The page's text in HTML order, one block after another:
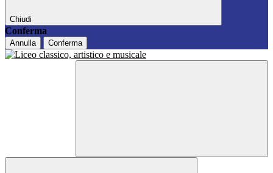
Chiudi
Conferma
Annulla Conferma